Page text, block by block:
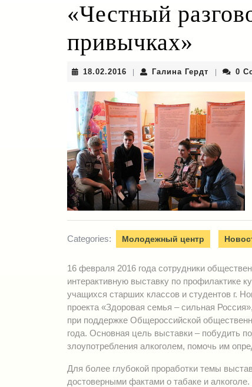
«Честный
привычках»
18.02.2016 18.02.2016Галина Гердт Галина0
Categories: Молодежный центр
16 февраля 2016 года сотрудники
интерактивную выставку по профилактике
учащихся старших классов и студентов г.
проекта «Здоровая семья – сильная
при поддержке Общероссийской
года. Основная цель выставки – побудить
злоупотребления алкоголем, помочь им
Для более глубокой проработки темы
достоверными фактами о табаке и